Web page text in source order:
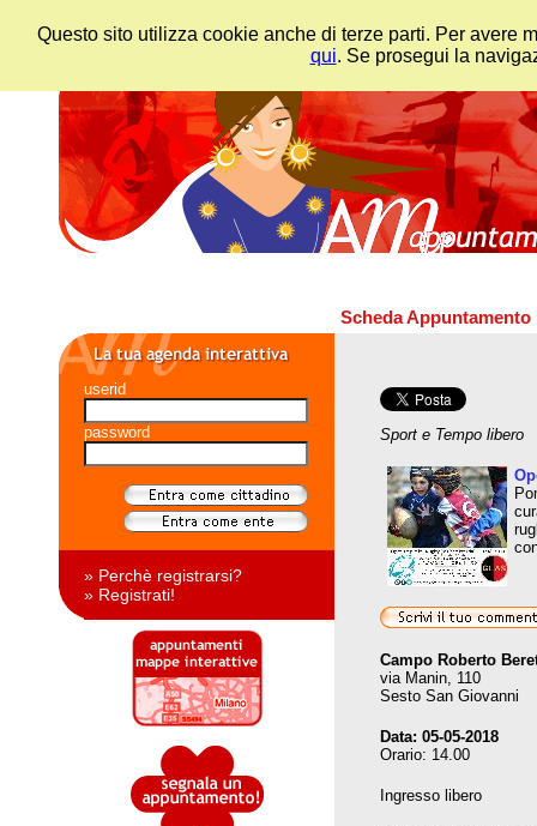
Questo sito utilizza cookie anche di terze parti. Per
qui. Se prosegui la
Scheda Appuntamento
userid
password
» Perchè registrarsi?
» Registrati!
Sport e Tempo libero
Campo Roberto
via Manin, 110
Sesto San Giovanni
Data: 05-05-2018
Orario: 14.00
Ingresso libero